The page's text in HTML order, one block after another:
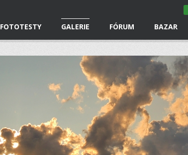
FOTOTESTY GALERIE FÓRUM BAZAR